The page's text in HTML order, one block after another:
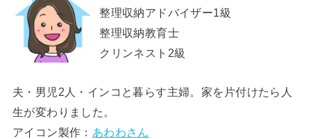
整理収納アドバイザー1級
整理収納教育士
クリンネスト2級
夫・男児2人・インコと暮らす主婦。家を片付けたら人
生が変わりました。
アイコン製作： あわわさん